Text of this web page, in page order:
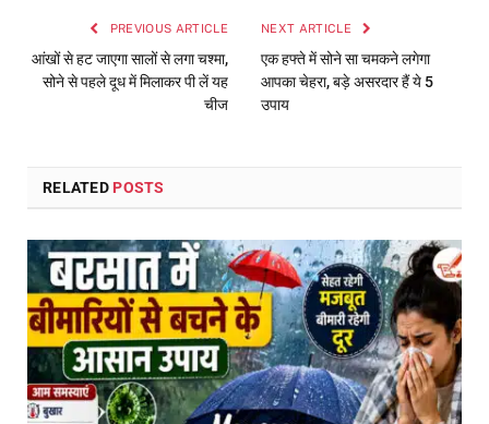
PREVIOUS ARTICLE
आंखों से हट जाएगा सालों से लगा चश्मा,
सोने से पहले दूध में मिलाकर पी लें यह
चीज
NEXT ARTICLE
एक हफ्ते में सोने सा चमकने लगेगा
आपका चेहरा, बड़े असरदार हैं ये 5
उपाय
RELATED POSTS